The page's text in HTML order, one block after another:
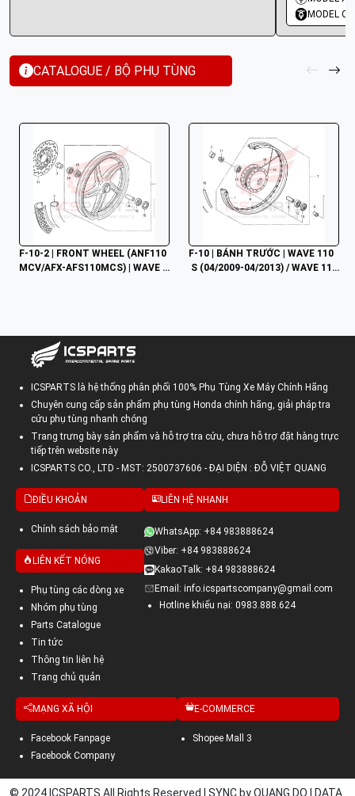
MODEL
CATALOGUE / BỘ PHỤ TÙNG
F-10-2 | FRONT WHEEL (ANF110
MCV/AFX-AFS110MCS) | WAVE 1
F-10 | BÁNH TRƯỚC | WAVE 110
S (04/2009-04/2013) / WAVE 110
ICSPARTS là hệ thống phân phối 100% Phụ Tùng Xe Máy Chính Hãng
Chuyên cung cấp sản phẩm phụ tùng Honda chính hãng, giải pháp tra
cứu phụ tùng nhanh chóng
Trang trưng bày sản phẩm và hỗ trợ tra cứu, chưa hỗ trợ đặt hàng trực
tiếp trên website này
ICSPARTS CO., LTD - MST: 2500737606 - ĐẠI DIỆN : ĐỖ VIỆT QUANG
ĐIỀU KHOẢN
Chính sách bảo mật
LIÊN KẾT NÓNG
Phụ tùng các dòng xe
Nhóm phụ tùng
Parts Catalogue
Tin tức
Thông tin liên hệ
Trang chủ quản
LIÊN HỆ NHANH
WhatsApp: +84 983888624
Viber: +84 983888624
KakaoTalk: +84 983888624
Email: info.icspartscompany@gmail.com
Hotline khiếu nại: 0983.888.624
MẠNG XÃ HỘI
Facebook Fanpage
Facebook Company
E-COMMERCE
Shopee Mall 3
© 2024 ICSPARTS All Rights Reserved | SYNC by QUANG DO | DATA